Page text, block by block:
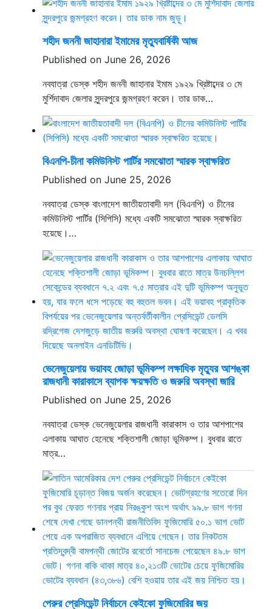
শহীদ জননী জাহানারা ইমামের মৃত্যুবার্ষিকী আজ
Published on June 26, 2026
নবযাত্রা ডেস্ক শহীদ জননী জাহানার ইমাম ১৯২৯ খ্রিষ্টাব্দের ৩ মে
মুর্শিদাবাদ জেলার সুন্দরপুরে জন্মগ্রহণ করেন। তার ডাক…
বিএনপি-চীনা কমিউনিস্ট পার্টির সমঝোতা স্মারক স্বাক্ষরিত
Published on June 25, 2026
নবযাত্রা ডেস্ক বাংলাদেশ জাতীয়তাবাদী দল (বিএনপি) ও চীনের
কমিউনিস্ট পার্টির (সিপিসি) মধ্যে একটি সমঝোতা স্মারক স্বাক্ষরিত
হয়েছে।…
ভেনেজুয়েলায় ভয়াবহ জোড়া ভূমিকম্প লক্ষাধিক মৃত্যুর আশঙ্কা
রাজধানী কারাকাসে ব্যাপক ক্ষয়ক্ষতি ও জরুরি অবস্থা জারি
Published on June 25, 2026
নবযাত্রা ডেস্ক ভেনেজুয়েলার রাজধানী কারাকাস ও তার আশপাশের
এলাকায় আঘাত হেনেছে শক্তিশালী জোড়া ভূমিকম্প। বুধবার রাতে
মাত্র…
পেরুর প্রেসিডেন্ট নির্বাচনে কেইকো ফুজিমোরির জয়